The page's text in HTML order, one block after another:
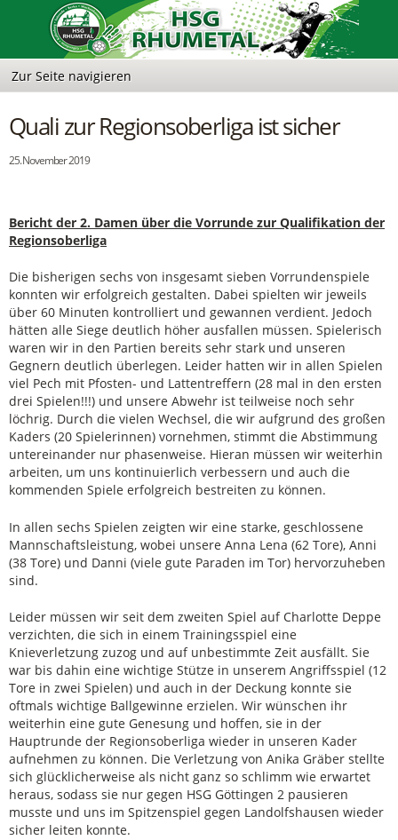
Quali zur Regionsoberliga ist sicher
25. November 2019
Bericht der 2. Damen über die Vorrunde zur Qualifikation der
Regionsoberliga
Die bisherigen sechs von insgesamt sieben Vorrundenspiele
konnten wir erfolgreich gestalten. Dabei spielten wir jeweils
über 60 Minuten kontrolliert und gewannen verdient. Jedoch
hätten alle Siege deutlich höher ausfallen müssen. Spielerisch
waren wir in den Partien bereits sehr stark und unseren
Gegnern deutlich überlegen. Leider hatten wir in allen Spielen
viel Pech mit Pfosten- und Lattentreffern (28 mal in den ersten
drei Spielen!!!) und unsere Abwehr ist teilweise noch sehr
löchrig. Durch die vielen Wechsel, die wir aufgrund des großen
Kaders (20 Spielerinnen) vornehmen, stimmt die Abstimmung
untereinander nur phasenweise. Hieran müssen wir weiterhin
arbeiten, um uns kontinuierlich verbessern und auch die
kommenden Spiele erfolgreich bestreiten zu können.
In allen sechs Spielen zeigten wir eine starke, geschlossene
Mannschaftsleistung, wobei unsere Anna Lena (62 Tore), Anni
(38 Tore) und Danni (viele gute Paraden im Tor) hervorzuheben
sind.
Leider müssen wir seit dem zweiten Spiel auf Charlotte Deppe
verzichten, die sich in einem Trainingsspiel eine
Knieverletzung zuzog und auf unbestimmte Zeit ausfällt. Sie
war bis dahin eine wichtige Stütze in unserem Angriffsspiel (12
Tore in zwei Spielen) und auch in der Deckung konnte sie
oftmals wichtige Ballgewinne erzielen. Wir wünschen ihr
weiterhin eine gute Genesung und hoffen, sie in der
Hauptrunde der Regionsoberliga wieder in unseren Kader
aufnehmen zu können. Die Verletzung von Anika Gräber stellte
sich glücklicherweise als nicht ganz so schlimm wie erwartet
heraus, sodass sie nur gegen HSG Göttingen 2 pausieren
musste und uns im Spitzenspiel gegen Landolfshausen wieder
sicher leiten konnte.